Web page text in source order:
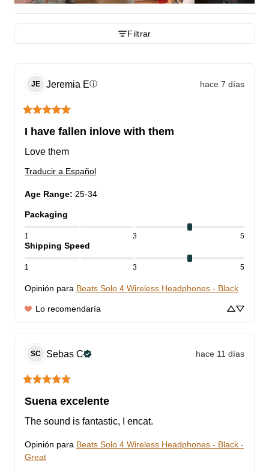
Filtrar
JE Jeremia Eⓘ hace 7 días
I have fallen inlove with them
Love them
Traducir a Español
Age Range: 25-34
Packaging
1 3 5
Shipping Speed
1 3 5
Opinión para Beats Solo 4 Wireless Headphones - Black
Lo recomendaría
SC Sebas C hace 11 días
Suena excelente
The sound is fantastic, I encat.
Opinión para Beats Solo 4 Wireless Headphones - Black -
Great